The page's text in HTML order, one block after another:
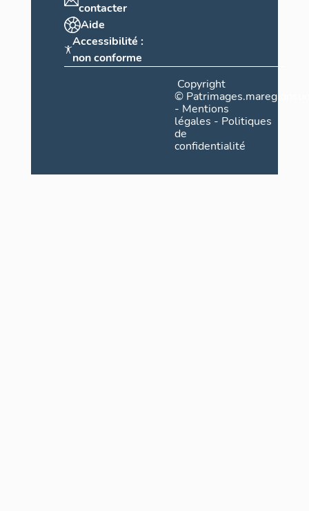
contacter
Aide
Accessibilité :
non conforme
Copyright
©
- Mentions
légales - Politiques
de
confidentialité